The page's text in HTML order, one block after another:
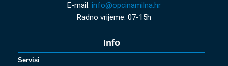
E-mail: info@opcinamilna.hr
Radno vrijeme: 07-15h
Info
Servisi